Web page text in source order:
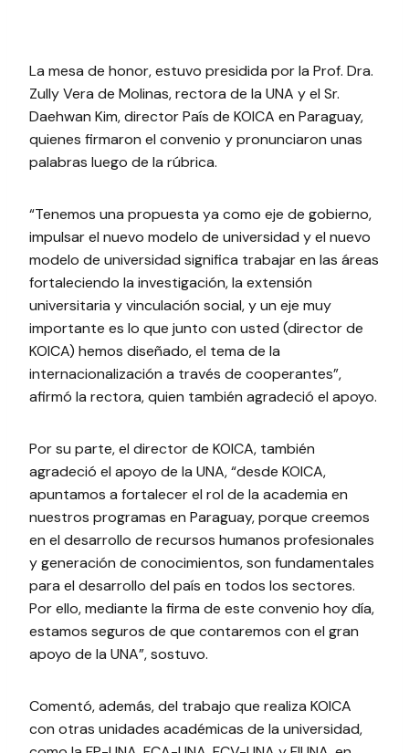
La mesa de honor, estuvo presidida por la Prof. Dra.
Zully Vera de Molinas, rectora de la UNA y el Sr.
Daehwan Kim, director País de KOICA en Paraguay,
quienes firmaron el convenio y pronunciaron unas
palabras luego de la rúbrica.
“Tenemos una propuesta ya como eje de gobierno,
impulsar el nuevo modelo de universidad y el nuevo
modelo de universidad significa trabajar en las áreas
fortaleciendo la investigación, la extensión
universitaria y vinculación social, y un eje muy
importante es lo que junto con usted (director de
KOICA) hemos diseñado, el tema de la
internacionalización a través de cooperantes”,
afirmó la rectora, quien también agradeció el apoyo.
Por su parte, el director de KOICA, también
agradeció el apoyo de la UNA, “desde KOICA,
apuntamos a fortalecer el rol de la academia en
nuestros programas en Paraguay, porque creemos
en el desarrollo de recursos humanos profesionales
y generación de conocimientos, son fundamentales
para el desarrollo del país en todos los sectores.
Por ello, mediante la firma de este convenio hoy día,
estamos seguros de que contaremos con el gran
apoyo de la UNA”, sostuvo.
Comentó, además, del trabajo que realiza KOICA
con otras unidades académicas de la universidad,